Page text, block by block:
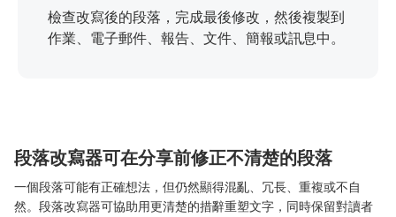
檢查改寫後的段落，完成最後修改，然後複製到
作業、電子郵件、報告、文件、簡報或訊息中。
段落改寫器可在分享前修正不清楚的段落
一個段落可能有正確想法，但仍然顯得混亂、冗長、重複或不自
然。段落改寫器可協助用更清楚的措辭重塑文字，同時保留對讀者